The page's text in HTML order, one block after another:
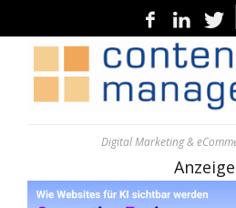
Digital Marketing &
Anzeige